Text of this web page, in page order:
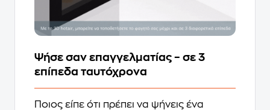
Ψήσε σαν επαγγελματίας – σε 3
επίπεδα ταυτόχρονα
Ποιος είπε ότι πρέπει να ψήνεις ένα